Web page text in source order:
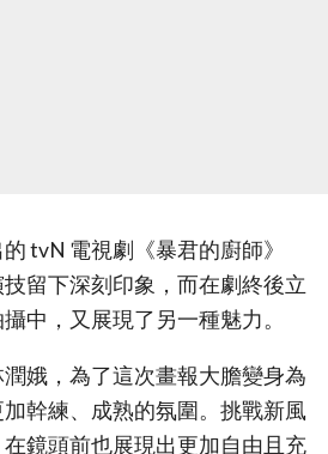
tvN 電視劇《暴君的廚師》
留下深刻印象，而在劇終後立
中，又展現了另一種魅力。
娥，為了這次畫報大膽變身為
幹練、成熟的氛圍。挑戰新風
鏡頭前也展現出更加自由且充